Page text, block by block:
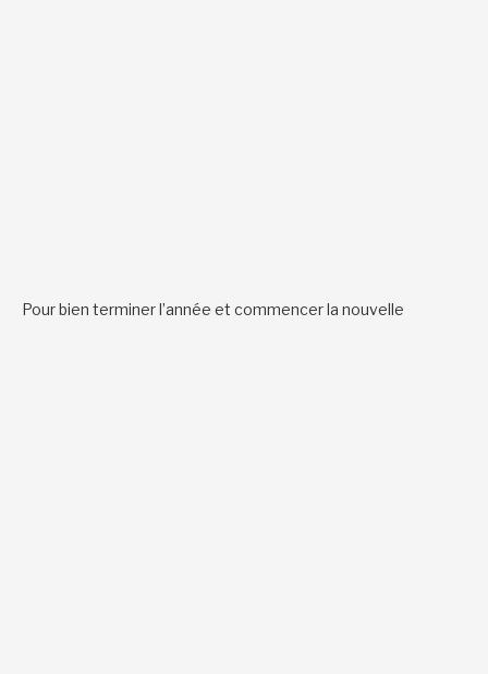
Pour bien terminer l’année et commencer la nouvelle